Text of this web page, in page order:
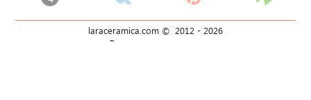
laraceramica.com © 2012 - 2026
Все права защищены